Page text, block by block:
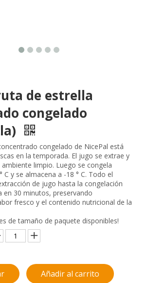
de estrella
congelado
congelado de NicePal está
en la temporada. El jugo se extrae y
limpio. Luego se congela
C y se almacena a -18 ° C. Todo el
de jugo hasta la congelación
en 30 minutos, preservando
fresco y el contenido nutricional de la
de tamaño de paquete disponibles!
Añadir al carrito